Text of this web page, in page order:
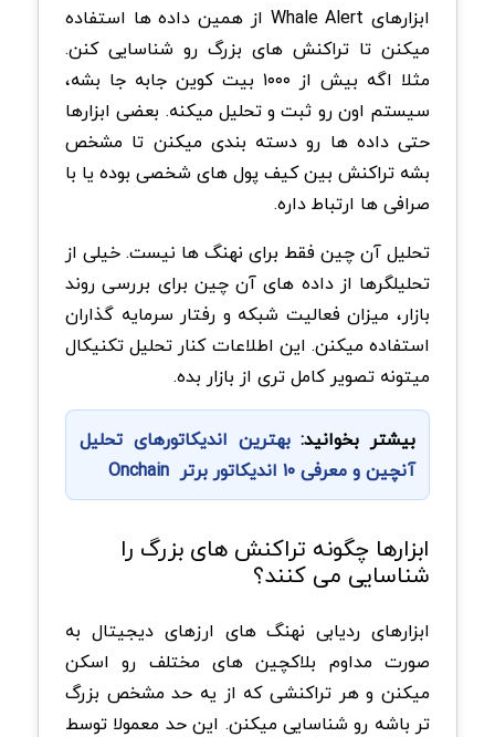
ابزارهای Whale Alert از همین داده ها استفاده
میکنن تا تراکنش های بزرگ رو شناسایی کنن.
مثلا اگه بیش از ۱۰۰۰ بیت کوین جابه جا بشه،
سیستم اون رو ثبت و تحلیل میکنه. بعضی ابزارها
حتی داده ها رو دسته بندی میکنن تا مشخص
بشه تراکنش بین کیف پول های شخصی بوده یا با
صرافی ها ارتباط داره.
تحلیل آن چین فقط برای نهنگ ها نیست. خیلی از
تحلیلگرها از داده های آن چین برای بررسی روند
بازار، میزان فعالیت شبکه و رفتار سرمایه گذاران
استفاده میکنن. این اطلاعات کنار تحلیل تکنیکال
میتونه تصویر کامل تری از بازار بده.
بیشتر بخوانید:بهترین اندیکاتورهای تحلیل
آنچین و معرفی ۱۰ اندیکاتور برتر Onchain
ابزارها چگونه تراکنش های بزرگ را
شناسایی می کنند؟
ابزارهای ردیابی نهنگ های ارزهای دیجیتال به
صورت مداوم بلاکچین های مختلف رو اسکن
میکنن و هر تراکنشی که از یه حد مشخص بزرگ
تر باشه رو شناسایی میکنن. این حد معمولا توسط